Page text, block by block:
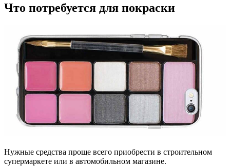
Что потребуется для покраски
Нужные средства проще всего приобрести в строительном
супермаркете или в автомобильном магазине.